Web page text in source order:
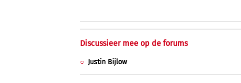
Discussieer mee op de forums
Justin Bijlow